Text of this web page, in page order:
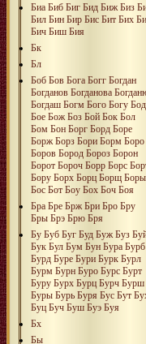
Биа Биб Биг Бид Биж Биз
Бил Бин Бир Бис Бит Бих
Бич Биш Бия
Бк
Бл
Боб Бов Бога Богг Богдан
Богданов Богданова
Богдаш Богм Бого Богу Бод
Бое Бож Боз Бой Бок Бол
Бом Бон Борг Борд Боре
Борж Борз Бори Борм Боро
Боров Бород Бороз Борон
Борот Бороч Борр Борс
Бору Борх Борц Борщ Боры
Бос Бот Боу Бох Боч Боя
Бра Бре Брж Бри Бро Бру
Бры Брэ Брю Бря
Бу Буб Буг Буд Буж Буз
Бук Бул Бум Бун Бура Бурб
Бурд Буре Бури Бурк Бурл
Бурм Бурн Буро Бурс Бурт
Буру Бурх Бурц Бурч Бурш
Буры Бурь Буря Бус Бут
Буц Буч Буш Буэ Буя
Бх
Бы